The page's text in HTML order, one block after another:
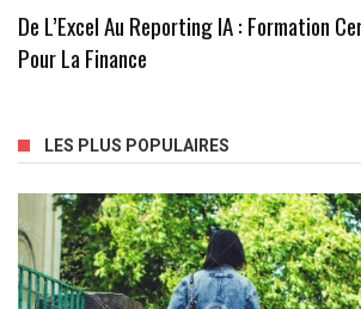
De L’Excel Au Reporting IA : Formation
Pour La Finance
LES PLUS POPULAIRES